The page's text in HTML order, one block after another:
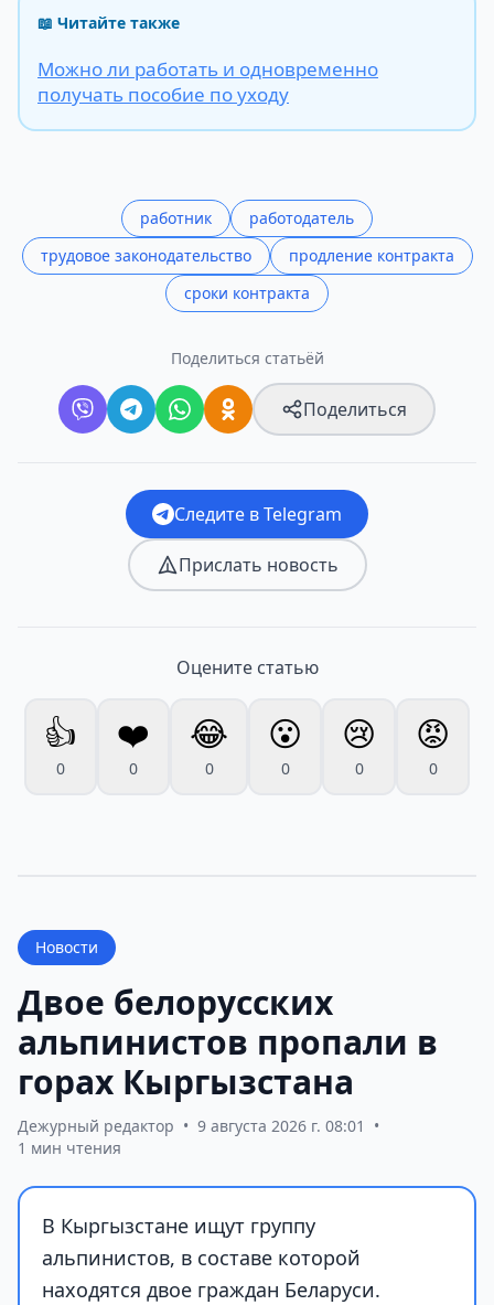
📖 Читайте также
Можно ли работать и одновременно
получать пособие по уходу
работник
работодатель
трудовое законодательство
продление контракта
сроки контракта
Поделиться статьёй
Поделиться
Следите в Telegram
Прислать новость
Оцените статью
👍
0
❤️
0
😂
0
😮
0
😢
0
😡
0
Новости
Двое белорусских
альпинистов пропали в
горах Кыргызстана
Дежурный редактор • 9 августа 2026 г. 08:01
•
1 мин чтения
В Кыргызстане ищут группу
альпинистов, в составе которой
находятся двое граждан Беларуси.